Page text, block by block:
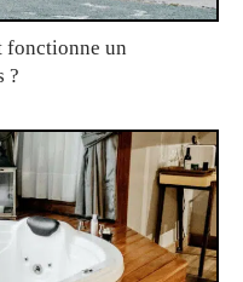
fonctionne un
?